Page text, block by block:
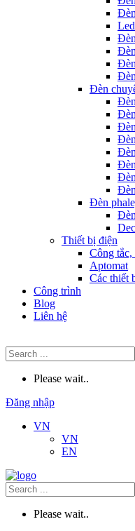
Đèn
Đèn
Thiết bị điện
Công tắc,
Aptomat
Các thiết
Công trình
Blog
Liên hệ
Please wait..
Đăng nhập
VN
VN
EN
Please wait..